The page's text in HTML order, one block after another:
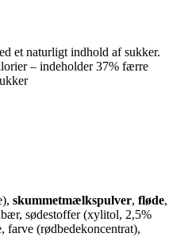
et naturligt indhold af sukker.
– indeholder 37% færre
skummetmælkspulver, fløde,
sødestoffer (xylitol, 2,5%
(rødbedekoncentrat),